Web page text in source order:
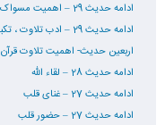
ادامه حدیث 29 – اهمیت مسواک زدن
ادامه حدیث 29 – ادب تلاوت ، تکبیر، مسواک زدن
اربعین حدیث- اهمیت تلاوت قرآن
ادامه حدیث 28 – لقاء الله
ادامه حدیث 27 – غنای قلب
ادامه حدیث 27 – حضور قلب